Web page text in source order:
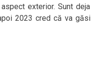
exterior. Sunt deja
2023 cred că va găsi